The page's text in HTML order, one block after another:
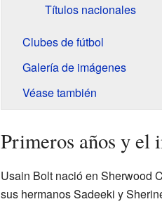
Títulos nacionales
Clubes de fútbol
Galería de imágenes
Véase también
Primeros años y el
Usain Bolt nació en Sherwood
sus hermanos Sadeeki y